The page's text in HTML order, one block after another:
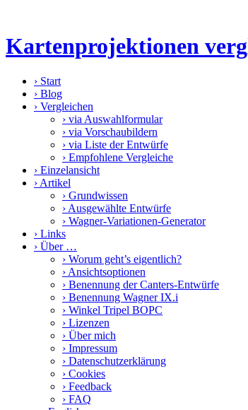
Kartenprojektionen
› Start
› Blog
› Vergleichen
› via Auswahlformular
› via Vorschaubildern
› via Liste der Entwürfe
› Empfohlene Vergleiche
› Einzelansicht
› Artikel
› Grundwissen
› Ausgewählte Entwürfe
› Wagner-Variationen-Generator
› Links
› Über …
› Worum geht’s eigentlich?
› Ansichtsoptionen
› Benennung der Canters-Entwürfe
› Benennung Wagner IX.i
› Winkel Tripel BOPC
› Lizenzen
› Über mich
› Impressum
› Datenschutzerklärung
› Cookies
› Feedback
› FAQ